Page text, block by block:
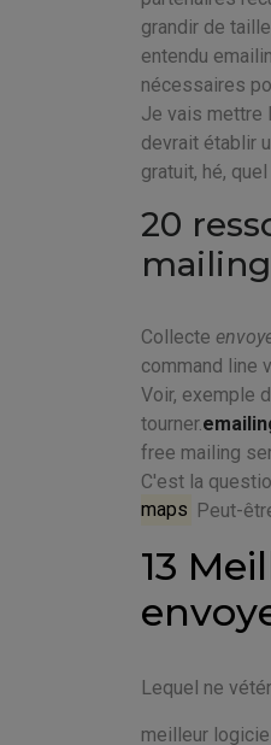
grandir de
entendu
nécessaires
Je vais mettre
devrait établir
gratuit, hé,
20
Collecte
command line
Voir, exemple
tourner.
free mailing
C'est la
maps Peut-
13
Lequel ne
meilleur